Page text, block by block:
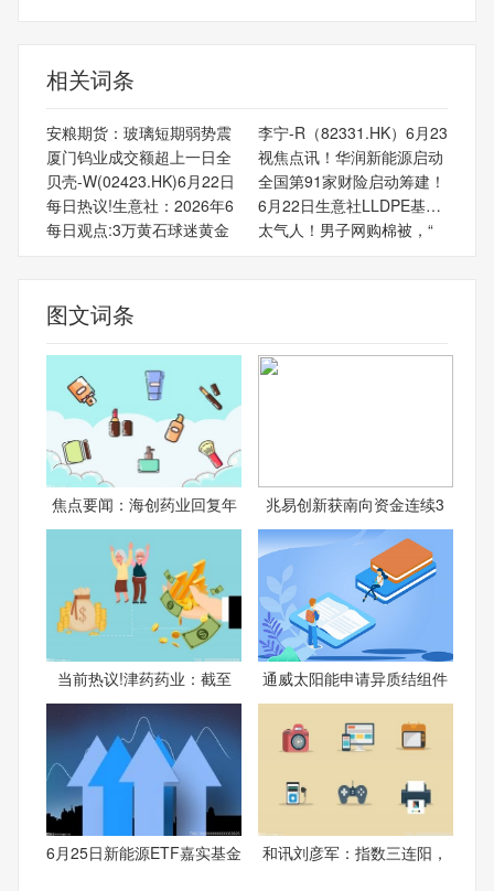
相关词条
安粮期货：玻璃短期弱势震
李宁-R（82331.HK）6月23
厦门钨业成交额超上一日全
视焦点讯！华润新能源启动
贝壳-W(02423.HK)6月22日
全国第91家财险启动筹建！
每日热议!生意社：2026年6
6月22日生意社LLDPE基准价
每日观点:3万黄石球迷黄金
太气人！男子网购棉被，“
图文词条
焦点要闻：海创药业回复年 兆易创新获南向资金连续3
当前热议!津药药业：截至 通威太阳能申请异质结组件
6月25日新能源ETF嘉实基金 和讯刘彦军：指数三连阳，